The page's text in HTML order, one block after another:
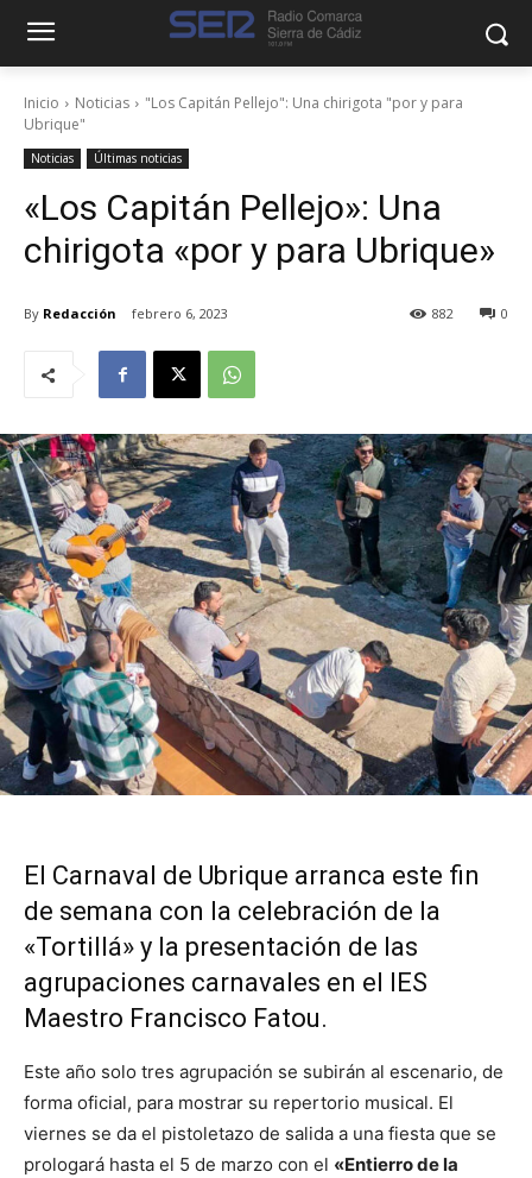
Inicio Noticias
"Los Capitán Pellejo": Una chirigota "por y para
Ubrique"
Noticias Últimas noticias
«Los Capitán Pellejo»: Una
chirigota «por y para Ubrique»
By Redacción febrero 6, 2023 0
882
El Carnaval de Ubrique arranca este fin
de semana con la celebración de la
«Tortillá» y la presentación de las
agrupaciones carnavales en el IES
Maestro Francisco Fatou.
Este año solo tres agrupación se subirán al escenario, de
forma oficial, para mostrar su repertorio musical. El
viernes se da el pistoletazo de salida a una fiesta que se
prologará hasta el 5 de marzo con el «Entierro de la